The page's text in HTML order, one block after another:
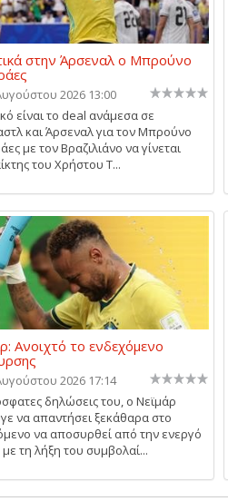
στην Άρσεναλ ο Μπρούνο
2026 13:00
είναι το deal ανάμεσα σε
και Άρσεναλ για τον Μπρούνο
με τον Βραζιλιάνο να γίνεται
του Χρήστου Τ...
Ανοιχτό το ενδεχόμενο
2026 17:14
δηλώσεις του, ο Νεϊμάρ
να απαντήσει ξεκάθαρα στο
να αποσυρθεί από την ενεργό
τη λήξη του συμβολαί...